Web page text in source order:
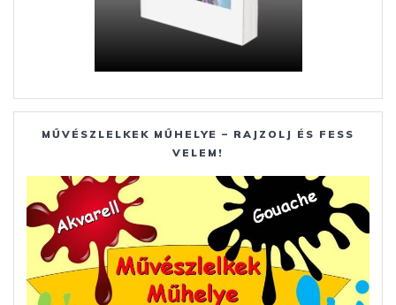
MŰVÉSZLELKEK MŰHELYE – RAJZOLJ ÉS FESS
VELEM!